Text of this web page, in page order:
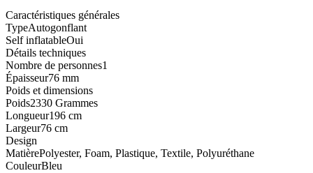
Caractéristiques générales
TypeAutogonflant
Self inflatableOui
Détails techniques
Nombre de personnes1
Épaisseur76 mm
Poids et dimensions
Poids2330 Grammes
Longueur196 cm
Largeur76 cm
Design
MatièrePolyester, Foam, Plastique, Textile, Polyuréthane
CouleurBleu